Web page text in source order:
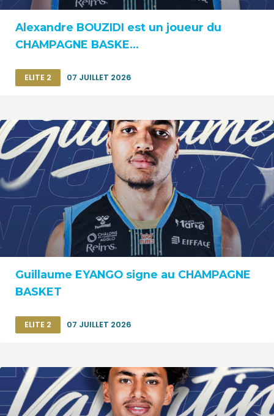
Alexandre BOUZIDI est un joueur du
CHAMPAGNE BASKE...
ELITE 2 07 JUILLET 2026
Guillaume EYANGO signe au CHAMPAGNE
BASKET
ELITE 2 07 JUILLET 2026